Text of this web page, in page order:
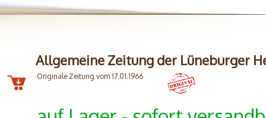
Allgemeine Zeitung der Lüneburger
Originale Zeitung vom 17.01.1966